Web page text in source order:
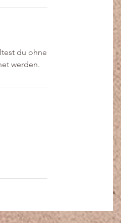
du ohne
werden.